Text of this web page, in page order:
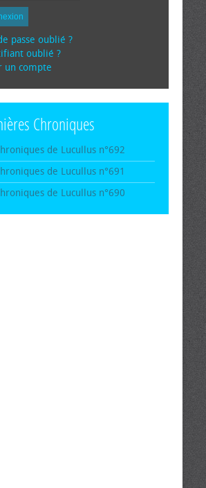
passe oublié ?
oublié ?
un compte
Chroniques
de Lucullus n°692
de Lucullus n°691
de Lucullus n°690